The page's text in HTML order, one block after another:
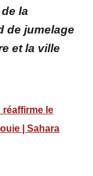
la
de jumelage
et la ville
réaffirme le
| Sahara